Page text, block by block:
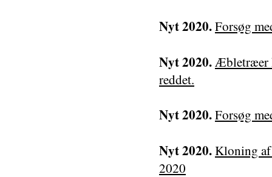
Nyt 2020.Forsøg
Nyt 2020.Æbletræer
reddet.
Nyt 2020.Forsøg
Nyt 2020.Kloning
2020